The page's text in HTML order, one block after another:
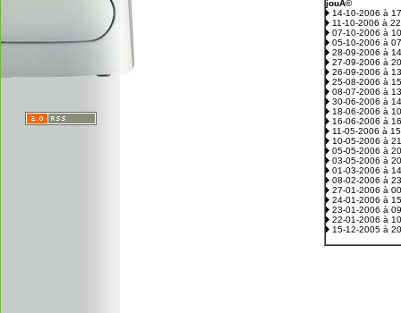
jouÃ©
14-10-2006 à
11-10-2006 à
07-10-2006 à
05-10-2006 à
28-09-2006 à
27-09-2006 à
26-09-2006 à
25-08-2006 à
08-07-2006 à
30-06-2006 à
18-06-2006 à
16-06-2006 à
11-05-2006 à
10-05-2006 à
05-05-2006 à
03-05-2006 à
01-03-2006 à
08-02-2006 à
27-01-2006 à
24-01-2006 à
23-01-2006 à
22-01-2006 à
15-12-2005 à